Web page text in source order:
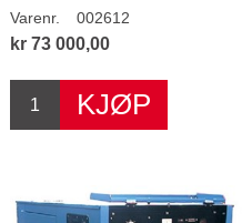
Varenr. 002612
kr 73 000,00